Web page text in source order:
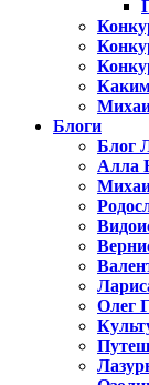
Блоги
Блог
Алла
Олег